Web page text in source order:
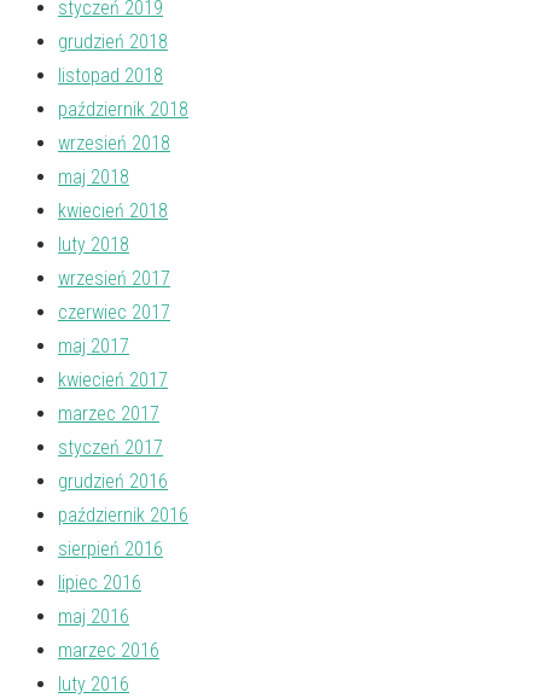
styczeń 2019
grudzień 2018
listopad 2018
październik 2018
wrzesień 2018
maj 2018
kwiecień 2018
luty 2018
wrzesień 2017
czerwiec 2017
maj 2017
kwiecień 2017
marzec 2017
styczeń 2017
grudzień 2016
październik 2016
sierpień 2016
lipiec 2016
maj 2016
marzec 2016
luty 2016